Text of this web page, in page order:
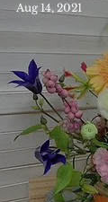
Aug 14, 2021